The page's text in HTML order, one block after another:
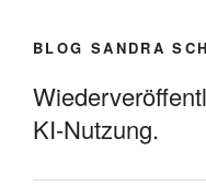
BLOG SANDRA
KI-Nutzung.